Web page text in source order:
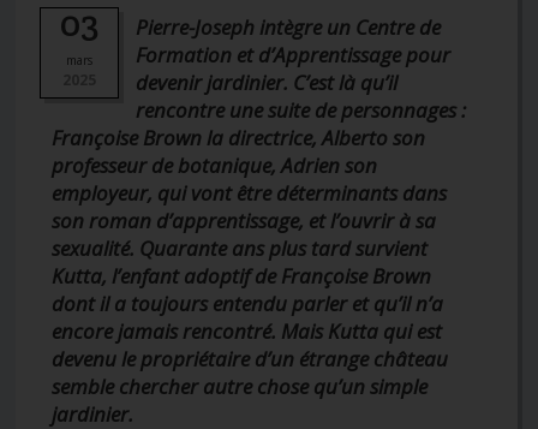
03
mars
Pierre-Joseph intègre un Centre de
Formation et d’Apprentissage pour
devenir jardinier. C’est là qu’il
rencontre une suite de personnages :
Françoise Brown la directrice, Alberto son
professeur de botanique, Adrien son
employeur, qui vont être déterminants dans
son roman d’apprentissage, et l’ouvrir à sa
sexualité. Quarante ans plus tard survient
Kutta, l’enfant adoptif de Françoise Brown
dont il a toujours entendu parler et qu’il n’a
encore jamais rencontré. Mais Kutta qui est
devenu le propriétaire d’un étrange château
semble chercher autre chose qu’un simple
jardinier.